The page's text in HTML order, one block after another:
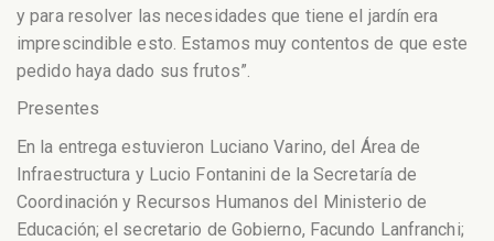
y para resolver las necesidades que tiene el jardín era
imprescindible esto. Estamos muy contentos de que este
pedido haya dado sus frutos”.
Presentes
En la entrega estuvieron Luciano Varino, del Área de
Infraestructura y Lucio Fontanini de la Secretaría de
Coordinación y Recursos Humanos del Ministerio de
Educación; el secretario de Gobierno, Facundo Lanfranchi;